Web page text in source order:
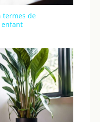
termes de
enfant